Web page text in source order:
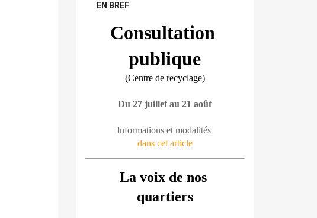
EN BREF
Consultation
publique
(Centre de recyclage)
Du 27 juillet au 21 août
Informations et modalités
dans cet article
La voix de nos
quartiers